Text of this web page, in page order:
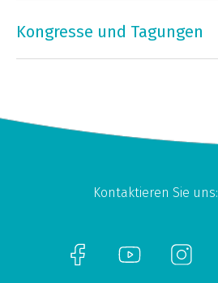
Kongresse und Tagungen
Kontaktieren Sie uns: